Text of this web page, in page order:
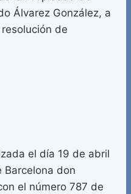
Álvarez González, a
de
el día 19 de abril
Barcelona don
el número 787 de